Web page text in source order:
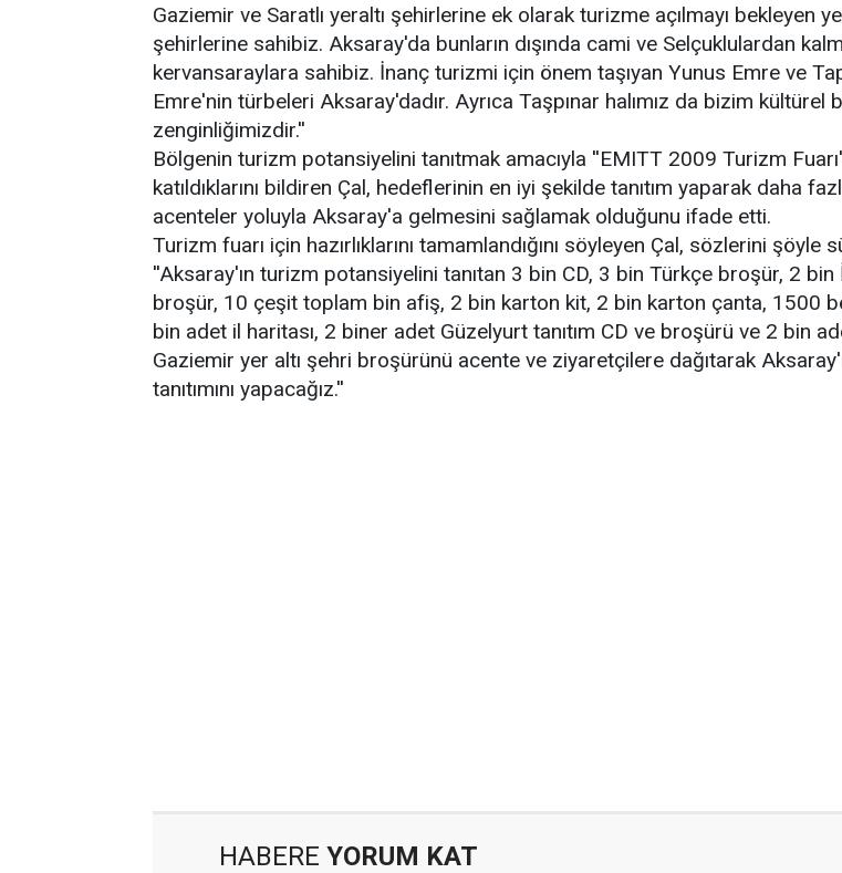
Gaziemir ve Saratlı yeraltı şehirlerine ek olarak turizme açılmayı bekleyen
şehirlerine sahibiz. Aksaray'da bunların dışında cami ve Selçuklulardan
kervansaraylara sahibiz. İnanç turizmi için önem taşıyan Yunus Emre ve
Emre'nin türbeleri Aksaray'dadır. Ayrıca Taşpınar halımız da bizim kültürel
zenginliğimizdir.''
Bölgenin turizm potansiyelini tanıtmak amacıyla ''EMITT 2009 Turizm
katıldıklarını bildiren Çal, hedeflerinin en iyi şekilde tanıtım yaparak daha
acenteler yoluyla Aksaray'a gelmesini sağlamak olduğunu ifade etti.
Turizm fuarı için hazırlıklarını tamamlandığını söyleyen Çal, sözlerini şöyle
''Aksaray'ın turizm potansiyelini tanıtan 3 bin CD, 3 bin Türkçe broşür, 2
broşür, 10 çeşit toplam bin afiş, 2 bin karton kit, 2 bin karton çanta, 1500
bin adet il haritası, 2 biner adet Güzelyurt tanıtım CD ve broşürü ve 2 bin
Gaziemir yer altı şehri broşürünü acente ve ziyaretçilere dağıtarak
tanıtımını yapacağız.''
HABERE YORUM KAT